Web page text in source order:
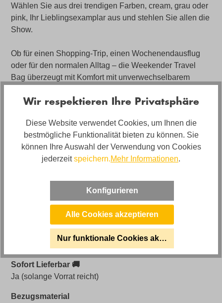
Wählen Sie aus drei trendigen Farben, cream, grau oder
pink, Ihr Lieblingsexamplar aus und stehlen Sie allen die
Show.
Ob für einen Shopping-Trip, einen Wochenendausflug
oder für den normalen Alltag – die Weekender Travel
Bag überzeugt mit Komfort mit unverwechselbarem
50x26x30cm in flauschigem Kunstfell und veganem
Leder in Big Bear pink
0821000302WW.3
Sofort Lieferbar 🚚
Ja (solange Vorrat reicht)
Bezugsmaterial
Wir respektieren Ihre Privatsphäre
Diese Website verwendet Cookies, um Ihnen die
bestmögliche Funktionalität bieten zu können. Sie
können Ihre Auswahl der Verwendung von Cookies
jederzeitspeichern.Mehr Informationen.
Konfigurieren
Alle Cookies akzeptieren
Nur funktionale Cookies akzeptieren